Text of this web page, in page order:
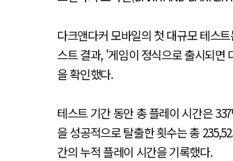
다크앤다커 모바일의 첫 대규모 테스
스트 결과, '게임이 정식으로 출시되면
을 확인했다.
테스트 기간 동안 총 플레이 시간은
을 성공적으로 탈출한 횟수는 총
간의 누적 플레이 시간을 기록했다.